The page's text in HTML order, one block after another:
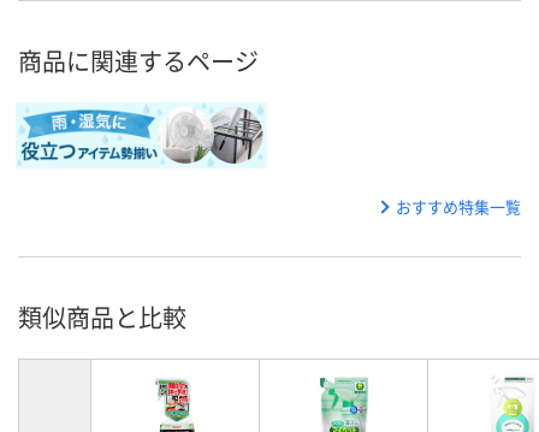
商品に関連するページ
おすすめ特集一覧
類似商品と比較